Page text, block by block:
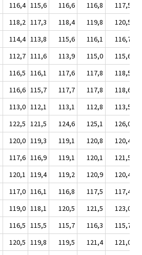
116,4 115,6 116,6 116,8
117,5
118,2 117,3 118,4 119,8
120,5
114,4 113,8 115,6 116,1
116,7
112,7 111,6 113,9 115,0
115,6
116,5 116,1 117,6 117,8
118,5
116,6 115,7 117,7 117,8
118,6
113,0 112,1 113,1 112,8
113,5
122,5 121,5 124,6 125,1
126,0
120,0 119,3 119,1 120,8
120,4
117,6 116,9 119,1 120,1
121,5
120,1 119,4 119,2 120,9
120,4
117,0 116,1 116,8 117,5
117,4
119,0 118,1 120,5 121,5
123,0
116,5 115,5 115,7 116,3
115,7
120,5 119,8 119,5 121,4
121,0